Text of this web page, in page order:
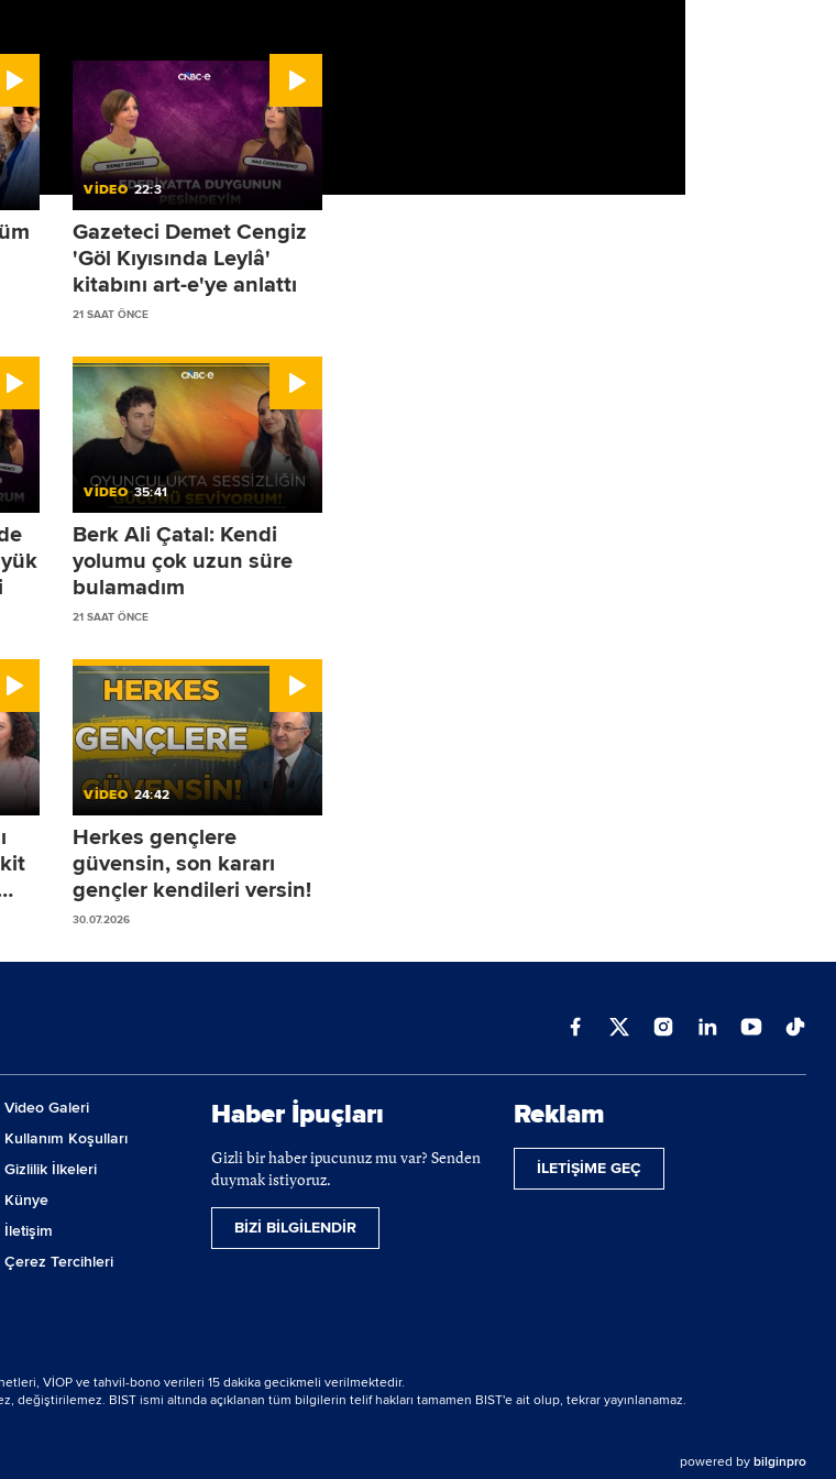
VİDEO 22:3
Gazeteci Demet Cengiz
'Göl Kıyısında Leylâ'
kitabını art-e'ye anlattı
21 SAAT ÖNCE
VİDEO 35:41
Berk Ali Çatal: Kendi
yolumu çok uzun süre
bulamadım
21 SAAT ÖNCE
VİDEO 24:42
Herkes gençlere
güvensin, son kararı
gençler kendileri versin!
30.07.2026
Video Galeri
Kullanım Koşulları
Gizlilik İlkeleri
Künye
İletişim
Çerez Tercihleri
Haber İpuçları
Gizli bir haber ipucunuz mu var? Senden
duymak istiyoruz.
BİZİ BİLGİLENDİR
Reklam
İLETİŞİME GEÇ
VİOP ve tahvil-bono verileri 15 dakika gecikmeli verilmektedir.
BIST ismi altında açıklanan tüm bilgilerin telif hakları tamamen BIST'e ait olup, tekrar yayınlanamaz.
powered by bilginpro